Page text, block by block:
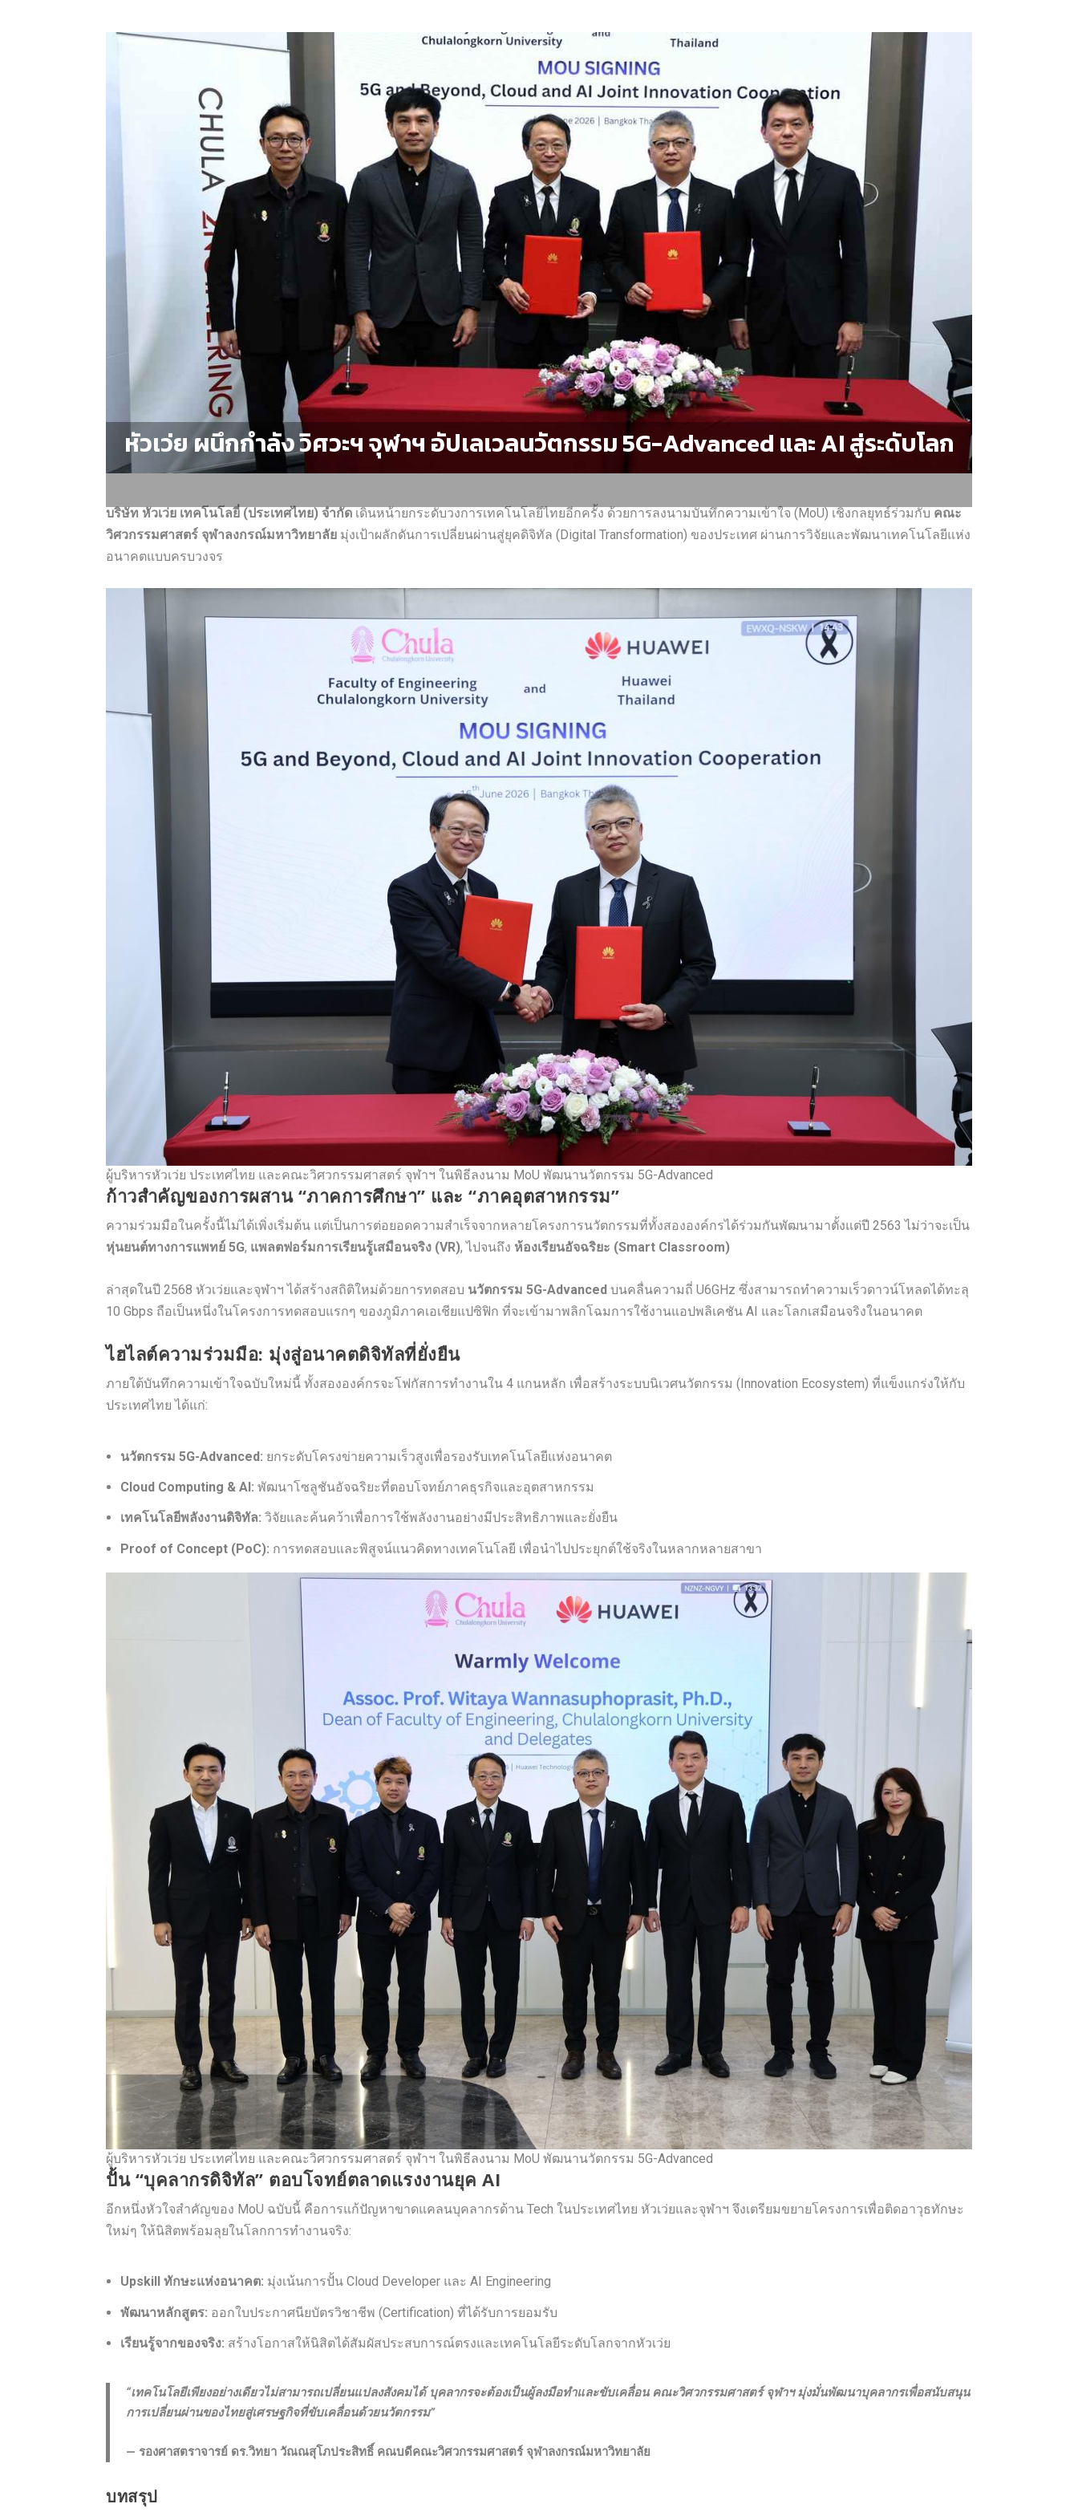
หัวเว่ย ผนึกกำลัง วิศวะฯ จุฬาฯ อัปเลเวลนวัตกรรม 5G-Advanced และ AI สู่ระดับโลก
บริษัท หัวเว่ย เทคโนโลยี่ (ประเทศไทย) จำกัด เดินหน้ายกระดับวงการเทคโนโลยีไทยอีกครั้ง ด้วยการลงนามบันทึกความเข้าใจ (MoU) เชิงกลยุทธ์ร่วมกับ คณะ
วิศวกรรมศาสตร์ จุฬาลงกรณ์มหาวิทยาลัย มุ่งเป้าผลักดันการเปลี่ยนผ่านสู่ยุคดิจิทัล (Digital Transformation) ของประเทศ ผ่านการวิจัยและพัฒนาเทคโนโลยีแห่ง
อนาคตแบบครบวงจร
ผู้บริหารหัวเว่ย ประเทศไทย และคณะวิศวกรรมศาสตร์ จุฬาฯ ในพิธีลงนาม MoU พัฒนานวัตกรรม 5G-Advanced
ก้าวสำคัญของการผสาน “ภาคการศึกษา” และ “ภาคอุตสาหกรรม”
ความร่วมมือในครั้งนี้ไม่ได้เพิ่งเริ่มต้น แต่เป็นการต่อยอดความสำเร็จจากหลายโครงการนวัตกรรมที่ทั้งสององค์กรได้ร่วมกันพัฒนามาตั้งแต่ปี 2563 ไม่ว่าจะเป็น
หุ่นยนต์ทางการแพทย์ 5G, แพลตฟอร์มการเรียนรู้เสมือนจริง (VR), ไปจนถึง ห้องเรียนอัจฉริยะ (Smart Classroom)
ล่าสุดในปี 2568 หัวเว่ยและจุฬาฯ ได้สร้างสถิติใหม่ด้วยการทดสอบ นวัตกรรม 5G-Advanced บนคลื่นความถี่ U6GHz ซึ่งสามารถทำความเร็วดาวน์โหลดได้ทะลุ
10 Gbps ถือเป็นหนึ่งในโครงการทดสอบแรกๆ ของภูมิภาคเอเชียแปซิฟิก ที่จะเข้ามาพลิกโฉมการใช้งานแอปพลิเคชัน AI และโลกเสมือนจริงในอนาคต
ไฮไลต์ความร่วมมือ: มุ่งสู่อนาคตดิจิทัลที่ยั่งยืน
ภายใต้บันทึกความเข้าใจฉบับใหม่นี้ ทั้งสององค์กรจะโฟกัสการทำงานใน 4 แกนหลัก เพื่อสร้างระบบนิเวศนวัตกรรม (Innovation Ecosystem) ที่แข็งแกร่งให้กับ
ประเทศไทย ได้แก่:
นวัตกรรม 5G-Advanced: ยกระดับโครงข่ายความเร็วสูงเพื่อรองรับเทคโนโลยีแห่งอนาคต
Cloud Computing & AI: พัฒนาโซลูชันอัจฉริยะที่ตอบโจทย์ภาคธุรกิจและอุตสาหกรรม
เทคโนโลยีพลังงานดิจิทัล: วิจัยและค้นคว้าเพื่อการใช้พลังงานอย่างมีประสิทธิภาพและยั่งยืน
Proof of Concept (PoC): การทดสอบและพิสูจน์แนวคิดทางเทคโนโลยี เพื่อนำไปประยุกต์ใช้จริงในหลากหลายสาขา
ผู้บริหารหัวเว่ย ประเทศไทย และคณะวิศวกรรมศาสตร์ จุฬาฯ ในพิธีลงนาม MoU พัฒนานวัตกรรม 5G-Advanced
ปั้น “บุคลากรดิจิทัล” ตอบโจทย์ตลาดแรงงานยุค AI
อีกหนึ่งหัวใจสำคัญของ MoU ฉบับนี้ คือการแก้ปัญหาขาดแคลนบุคลากรด้าน Tech ในประเทศไทย หัวเว่ยและจุฬาฯ จึงเตรียมขยายโครงการเพื่อติดอาวุธทักษะ
ใหม่ๆ ให้นิสิตพร้อมลุยในโลกการทำงานจริง:
Upskill ทักษะแห่งอนาคต: มุ่งเน้นการปั้น Cloud Developer และ AI Engineering
พัฒนาหลักสูตร: ออกใบประกาศนียบัตรวิชาชีพ (Certification) ที่ได้รับการยอมรับ
เรียนรู้จากของจริง: สร้างโอกาสให้นิสิตได้สัมผัสประสบการณ์ตรงและเทคโนโลยีระดับโลกจากหัวเว่ย
“เทคโนโลยีเพียงอย่างเดียวไม่สามารถเปลี่ยนแปลงสังคมได้ บุคลากรจะต้องเป็นผู้ลงมือทำและขับเคลื่อน คณะวิศวกรรมศาสตร์ จุฬาฯ มุ่งมั่นพัฒนาบุคลากรเพื่อสนับสนุน
การเปลี่ยนผ่านของไทยสู่เศรษฐกิจที่ขับเคลื่อนด้วยนวัตกรรม”
— รองศาสตราจารย์ ดร.วิทยา วัณณสุโภประสิทธิ์ คณบดีคณะวิศวกรรมศาสตร์ จุฬาลงกรณ์มหาวิทยาลัย
บทสรุป